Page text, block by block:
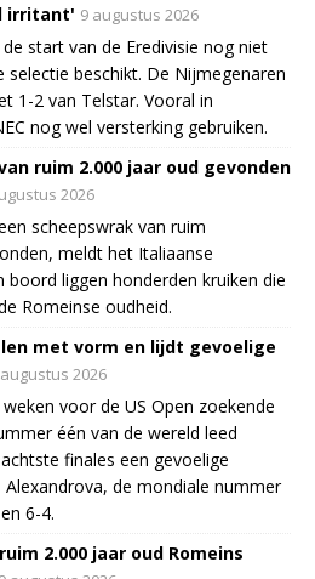
irritant' 9 augustus 2026
start van de Eredivisie nog niet
selectie beschikt. De Nijmegenaren
1-2 van Telstar. Vooral in
nog wel versterking gebruiken.
ruim 2.000 jaar oud gevonden
2026
scheepswrak van ruim
meldt het Italiaanse
boord liggen honderden kruiken die
Romeinse oudheid.
met vorm en lijdt gevoelige
2026
voor de US Open zoekende
één van de wereld leed
finales een gevoelige
de mondiale nummer
6-4.
2.000 jaar oud Romeins